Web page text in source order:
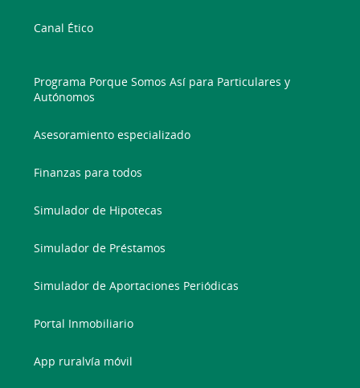
Canal Ético
Programa Porque Somos Así para Particulares y
Autónomos
Asesoramiento especializado
Finanzas para todos
Simulador de Hipotecas
Simulador de Préstamos
Simulador de Aportaciones Periódicas
Portal Inmobiliario
App ruralvía móvil